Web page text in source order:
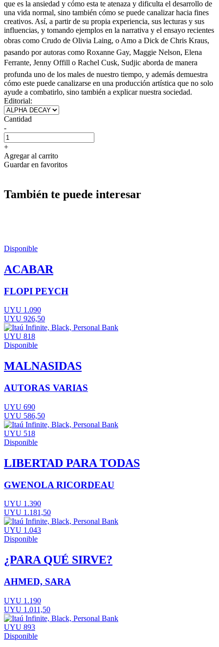
que es la ansiedad y cómo esta te atenaza y dificulta el desarrollo de
una vida normal, sino también cómo se puede canalizar hacia fines
creativos. Así, a partir de su propia experiencia, sus lecturas y sus
influencias, y tomando ejemplos en la narrativa y el ensayo recientes
obras como Crudo de Olivia Laing, o Amo a Dick de Chris Kraus,
pasando por autoras como Roxanne Gay, Maggie Nelson, Elena
Ferrante, Jenny Offill o Rachel Cusk, Sudjic aborda de manera
profunda uno de los males de nuestro tiempo, y además demuestra
cómo este puede canalizarse en una producción artística que no solo
ayude a combatirlo, sino también a explicar nuestra sociedad.
Editorial:
Cantidad
-
+
Agregar al carrito
Guardar en favoritos
También te puede interesar
Disponible
ACABAR
FLOPI PEYCH
UYU 1.090
UYU 926,50
UYU 818
Disponible
MALNASIDAS
AUTORAS VARIAS
UYU 690
UYU 586,50
UYU 518
Disponible
LIBERTAD PARA TODAS
GWENOLA RICORDEAU
UYU 1.390
UYU 1.181,50
UYU 1.043
Disponible
¿PARA QUÉ SIRVE?
AHMED, SARA
UYU 1.190
UYU 1.011,50
UYU 893
Disponible